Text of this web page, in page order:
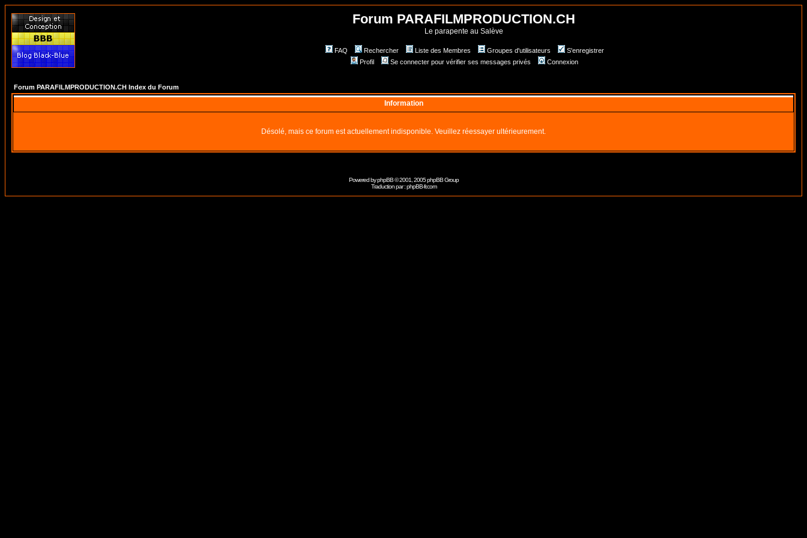
Forum PARAFILMPRODUCTION.CH
Le parapente au Salève
FAQ Rechercher Liste des Membres Groupes d'utilisateurs
S'enregistrer
Profil
Se connecter pour vérifier ses messages privés Connexion
Forum PARAFILMPRODUCTION.CH Index du Forum
Information
Désolé, mais ce forum est actuellement indisponible. Veuillez réessayer ultérieurement.
Powered byphpBB© 2001, 2005 phpBB Group
Traduction par :phpBB-fr.com